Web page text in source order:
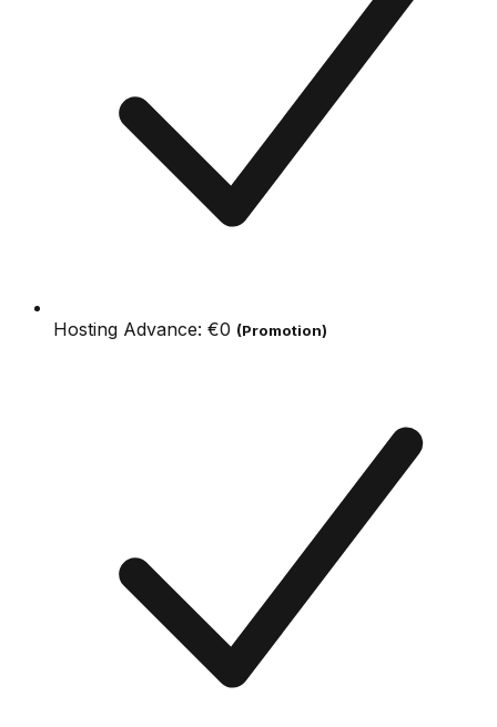
Hosting Advance: €0 (Promotion)